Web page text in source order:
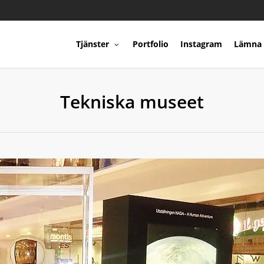
Tjänster Portfolio Instagram
Tekniska museet